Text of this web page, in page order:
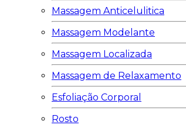
Massagem Anticelulitica
Massagem Modelante
Massagem Localizada
Massagem de Relaxamento
Esfoliação Corporal
Rosto